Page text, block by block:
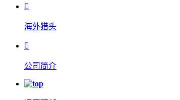

海外猎头

公司简介